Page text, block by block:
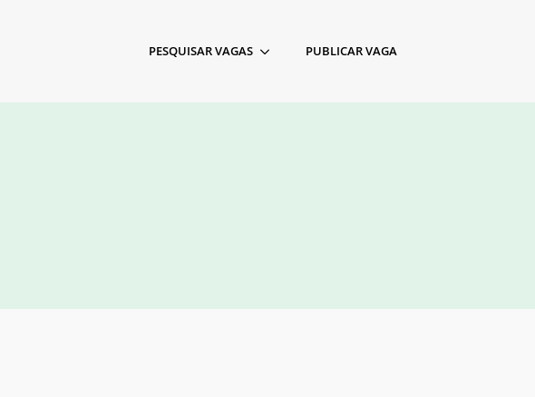
PESQUISAR VAGAS PUBLICAR VAGA